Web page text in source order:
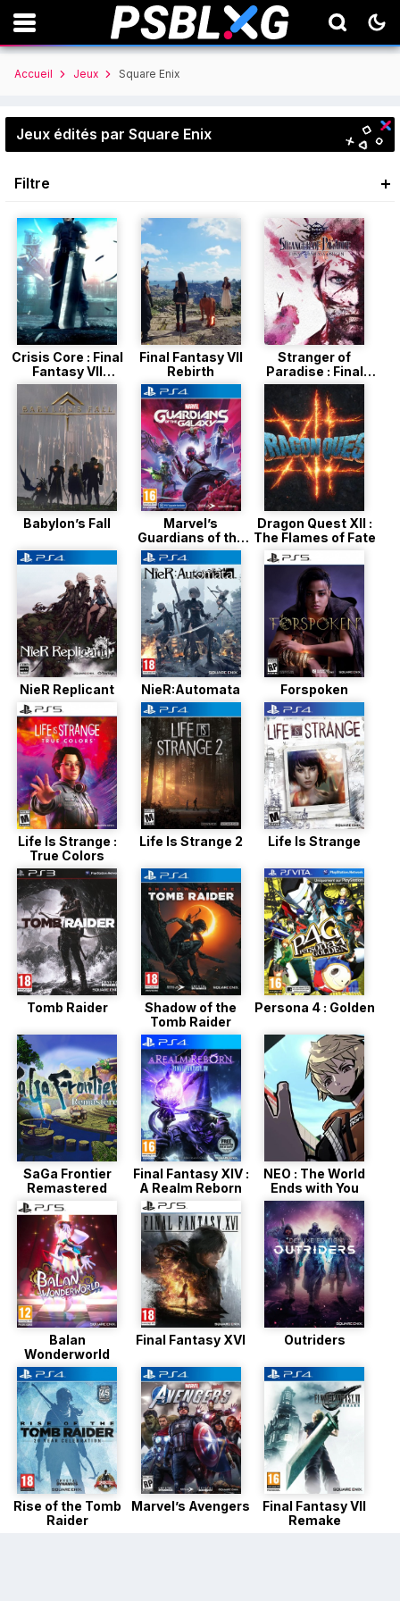
Accueil Jeux Square Enix
Jeux édités par Square Enix
Filtre
Crisis Core : Final
Fantasy VII
Reunion
Final Fantasy VII
Rebirth
Stranger of
Paradise : Final
Fantasy Origin
Babylon’s Fall
Marvel’s
Guardians of the
Galaxy
Dragon Quest XII :
The Flames of Fate
NieR Replicant NieR:Automata Forspoken
Life Is Strange :
True Colors
Life Is Strange 2 Life Is Strange
Tomb Raider
Shadow of the
Tomb Raider
Persona 4 : Golden
SaGa Frontier
Remastered
Final Fantasy XIV :
A Realm Reborn
NEO : The World
Ends with You
Balan
Wonderworld
Final Fantasy XVI Outriders
Rise of the Tomb
Raider
Marvel’s Avengers
Final Fantasy VII
Remake